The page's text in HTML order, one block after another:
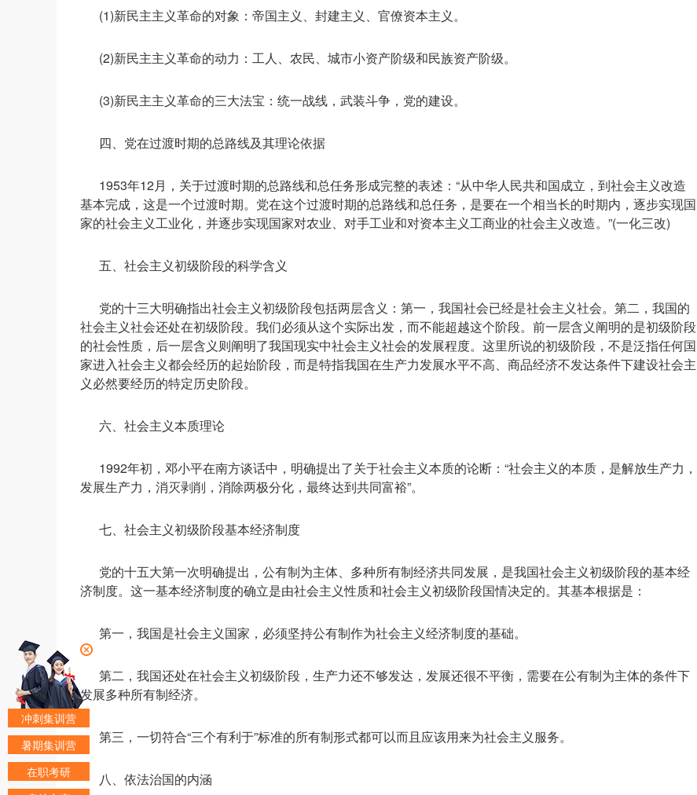
(1)新民主主义革命的对象：帝国主义、封建主义、官僚资本主义。
(2)新民主主义革命的动力：工人、农民、城市小资产阶级和民族资产阶级。
(3)新民主主义革命的三大法宝：统一战线，武装斗争，党的建设。
四、党在过渡时期的总路线及其理论依据
1953年12月，关于过渡时期的总路线和总任务形成完整的表述：“从中华人民共和国成立，到社会主义改造
基本完成，这是一个过渡时期。党在这个过渡时期的总路线和总任务，是要在一个相当长的时期内，逐步实现国
家的社会主义工业化，并逐步实现国家对农业、对手工业和对资本主义工商业的社会主义改造。”(一化三改)
五、社会主义初级阶段的科学含义
党的十三大明确指出社会主义初级阶段包括两层含义：第一，我国社会已经是社会主义社会。第二，我国的
社会主义社会还处在初级阶段。我们必须从这个实际出发，而不能超越这个阶段。前一层含义阐明的是初级阶段
的社会性质，后一层含义则阐明了我国现实中社会主义社会的发展程度。这里所说的初级阶段，不是泛指任何国
家进入社会主义都会经历的起始阶段，而是特指我国在生产力发展水平不高、商品经济不发达条件下建设社会主
义必然要经历的特定历史阶段。
六、社会主义本质理论
1992年初，邓小平在南方谈话中，明确提出了关于社会主义本质的论断：“社会主义的本质，是解放生产力，
发展生产力，消灭剥削，消除两极分化，最终达到共同富裕”。
七、社会主义初级阶段基本经济制度
党的十五大第一次明确提出，公有制为主体、多种所有制经济共同发展，是我国社会主义初级阶段的基本经
济制度。这一基本经济制度的确立是由社会主义性质和社会主义初级阶段国情决定的。其基本根据是：
第一，我国是社会主义国家，必须坚持公有制作为社会主义经济制度的基础。
第二，我国还处在社会主义初级阶段，生产力还不够发达，发展还很不平衡，需要在公有制为主体的条件下
发展多种所有制经济。
第三，一切符合“三个有利于”标准的所有制形式都可以而且应该用来为社会主义服务。
八、依法治国的内涵
冲刺集训营
暑期集训营
在职考研